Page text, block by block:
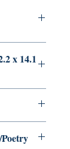
x 14.1